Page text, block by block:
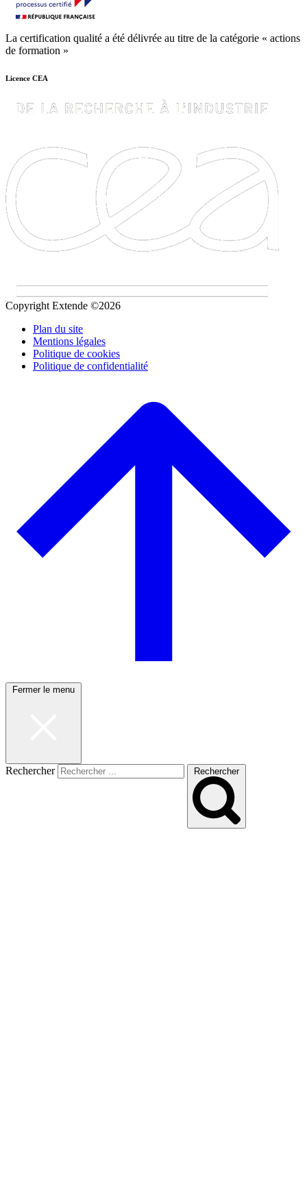
La certification qualité a été délivrée au titre de la catégorie « actions
de formation »
Licence CEA
Copyright Extende ©2026
Plan du site
Mentions légales
Politique de cookies
Politique de confidentialité
Fermer le menu
Rechercher Rechercher